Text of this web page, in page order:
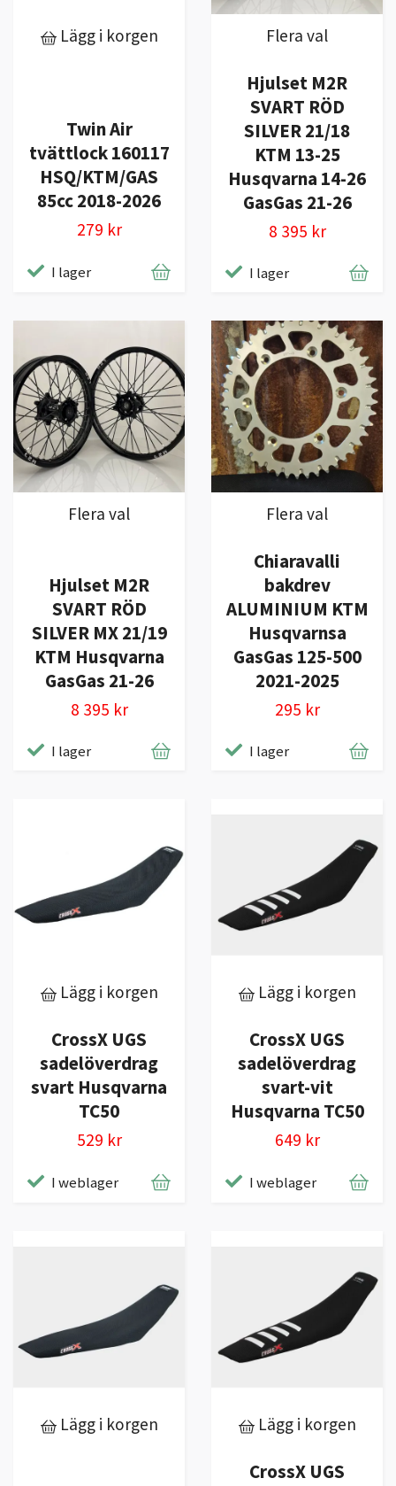
Lägg i korgen
Twin Air
tvättlock 160117
HSQ/KTM/GAS
85cc 2018-2026
279 kr
I lager
Flera val
Hjulset M2R
SVART RÖD
SILVER 21/18
KTM 13-25
Husqvarna 14-26
GasGas 21-26
8 395 kr
I lager
Flera val
Hjulset M2R
SVART RÖD
SILVER MX 21/19
KTM Husqvarna
GasGas 21-26
8 395 kr
I lager
Flera val
Chiaravalli
bakdrev
ALUMINIUM KTM
Husqvarnsa
GasGas 125-500
2021-2025
295 kr
I lager
Lägg i korgen
CrossX UGS
sadelöverdrag
svart Husqvarna
TC50
529 kr
I weblager
Lägg i korgen
CrossX UGS
sadelöverdrag
svart-vit
Husqvarna TC50
649 kr
I weblager
Lägg i korgen Lägg i korgen
CrossX UGS